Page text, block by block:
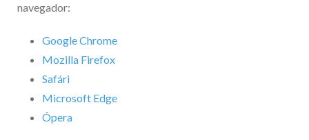
navegador:
Google Chrome
Mozilla Firefox
Safári
Microsoft Edge
Ópera